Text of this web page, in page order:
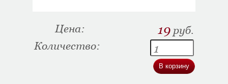
Цена: 19 руб.
Количество: